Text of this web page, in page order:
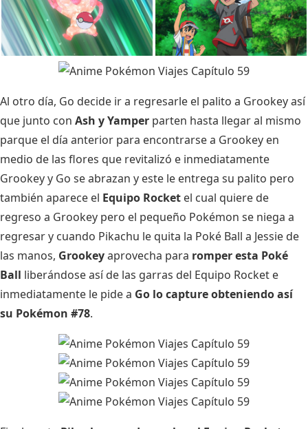
Al otro día, Go decide ir a regresarle el palito a Grookey así
que junto con Ash y Yamper parten hasta llegar al mismo
parque el día anterior para encontrarse a Grookey en
medio de las flores que revitalizó e inmediatamente
Grookey y Go se abrazan y este le entrega su palito pero
también aparece el Equipo Rocket el cual quiere de
regreso a Grookey pero el pequeño Pokémon se niega a
regresar y cuando Pikachu le quita la Poké Ball a Jessie de
las manos, Grookeyaprovecha para romper esta Poké
Ball liberándose así de las garras del Equipo Rocket e
inmediatamente le pide a Go lo capture obteniendo así
su Pokémon #78.